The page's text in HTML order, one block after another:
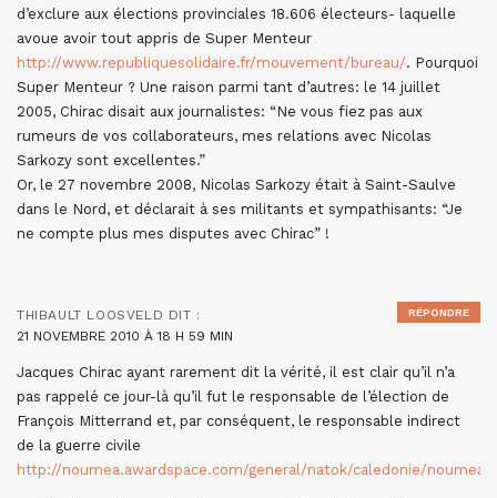
d’exclure aux élections provinciales 18.606 électeurs- laquelle
avoue avoir tout appris de Super Menteur
http://www.republiquesolidaire.fr/mouvement/bureau/. Pourquoi
Super Menteur ? Une raison parmi tant d’autres: le 14 juillet
2005, Chirac disait aux journalistes: “Ne vous fiez pas aux
rumeurs de vos collaborateurs, mes relations avec Nicolas
Sarkozy sont excellentes.”
Or, le 27 novembre 2008, Nicolas Sarkozy était à Saint-Saulve
dans le Nord, et déclarait à ses militants et sympathisants: “Je
ne compte plus mes disputes avec Chirac” !
THIBAULT LOOSVELD DIT :
21 NOVEMBRE 2010 À 18 H 59 MIN
Jacques Chirac ayant rarement dit la vérité, il est clair qu’il n’a
pas rappelé ce jour-là qu’il fut le responsable de l’élection de
François Mitterrand et, par conséquent, le responsable indirect
de la guerre civile
http://noumea.awardspace.com/general/natok/caledonie/noumea/
RÉPONDRE